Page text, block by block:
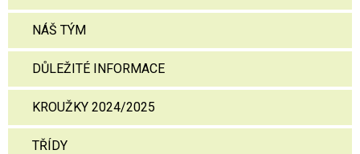
NÁŠ TÝM
DŮLEŽITÉ INFORMACE
KROUŽKY 2024/2025
TŘÍDY